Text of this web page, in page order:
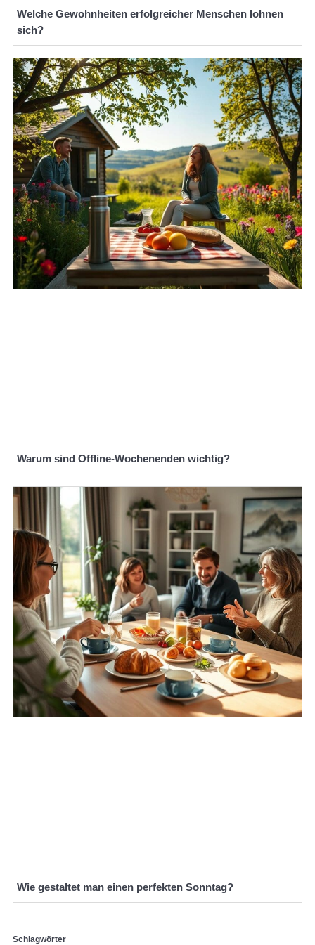
Welche Gewohnheiten erfolgreicher Menschen lohnen
sich?
Warum sind Offline-Wochenenden wichtig?
Wie gestaltet man einen perfekten Sonntag?
Schlagwörter